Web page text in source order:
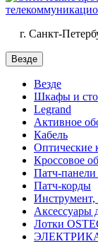
г. Санкт-
Везде
Везде
Шкафы и
Legrand
Активное
Кабель
Оптические
Кроссовое
Патч-панели
Патч-корды
Аксессуары
Лотки